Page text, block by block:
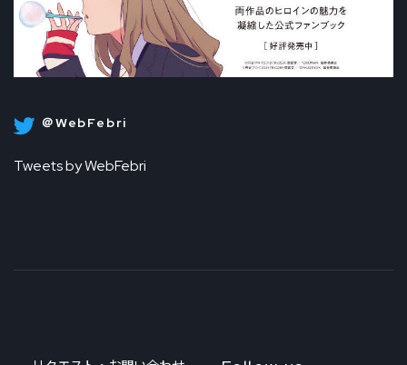
＠WebFebri
Tweets by WebFebri